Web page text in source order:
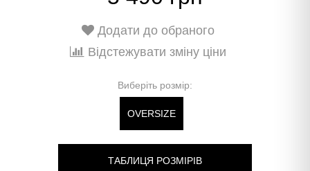
Додати до обраного
Відстежувати зміну ціни
Виберіть розмір:
OVERSIZE
ТАБЛИЦЯ РОЗМІРІВ